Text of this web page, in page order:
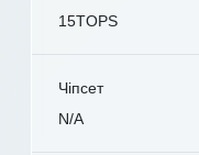
15TOPS
Чіпсет
N/A